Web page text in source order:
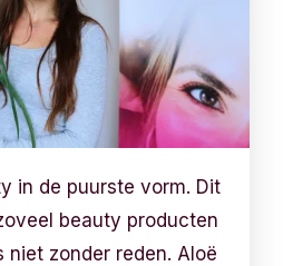
in de puurste vorm. Dit
beauty producten
zonder reden. Aloë